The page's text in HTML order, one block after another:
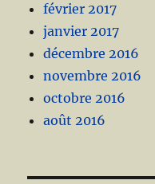
février 2017
janvier 2017
décembre 2016
novembre 2016
octobre 2016
août 2016